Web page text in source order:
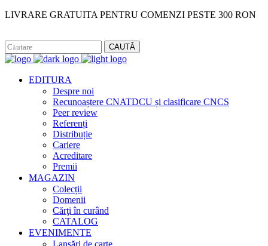
LIVRARE GRATUITA PENTRU COMENZI PESTE 300 RON
CAUTĂ
EDITURA
Despre noi
Recunoaștere CNATDCU și clasificare CNCS
Peer review
Referenți
Distribuție
Cariere
Acreditare
Premii
MAGAZIN
Colecții
Domenii
Cărţi în curând
CATALOG
EVENIMENTE
Lansări de carte